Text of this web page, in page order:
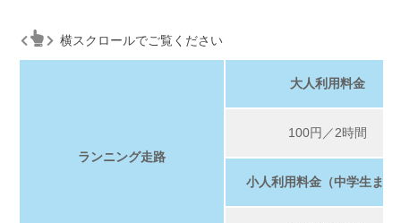
横スクロールでご覧ください
ランニング走路
大人利用料金
100円／2時間
小人利用料金（中学生まで